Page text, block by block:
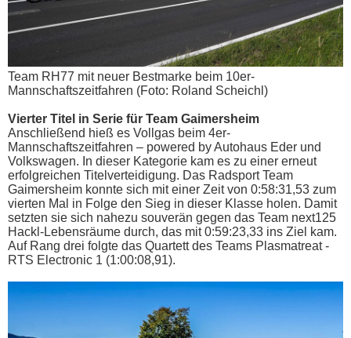
Team RH77 mit neuer Bestmarke beim 10er-
Mannschaftszeitfahren (Foto: Roland Scheichl)
Vierter Titel in Serie für Team Gaimersheim
Anschließend hieß es Vollgas beim 4er-
Mannschaftszeitfahren – powered by Autohaus Eder und
Volkswagen. In dieser Kategorie kam es zu einer erneut
erfolgreichen Titelverteidigung. Das Radsport Team
Gaimersheim konnte sich mit einer Zeit von 0:58:31,53 zum
vierten Mal in Folge den Sieg in dieser Klasse holen. Damit
setzten sie sich nahezu souverän gegen das Team next125
Hackl-Lebensräume durch, das mit 0:59:23,33 ins Ziel kam.
Auf Rang drei folgte das Quartett des Teams Plasmatreat -
RTS Electronic 1 (1:00:08,91).